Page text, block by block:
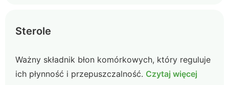
Sterole
Ważny składnik błon komórkowych, który reguluje
ich płynność i przepuszczalność. Czytaj więcej